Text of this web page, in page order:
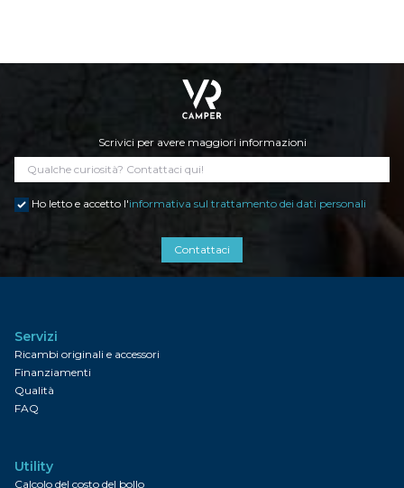
Scrivici per avere maggiori informazioni
Ho letto e accetto l'informativa sul trattamento dei dati personali
Contattaci
Servizi
Ricambi originali e accessori
Finanziamenti
Qualità
FAQ
Utility
Calcolo del costo del bollo